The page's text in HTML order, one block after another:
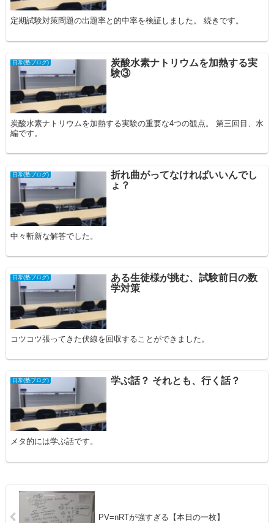
定期試験対策問題の出題率と的中率を検証しました。 続きです。
日常(塾ブログ)
炭酸水素ナトリウムを加熱する実
験③
炭酸水素ナトリウムを加熱する実験の重要な4つの観点。 第三回目、水
編です。
日常(塾ブログ)
折れ曲がってなければいいんでし
ょ？
中々斬新な解答でした。
日常(塾ブログ)
ある生徒様が挑む、試験前日の数
学対策
コツコツ張ってきた伏線を回収することができました。
日常(塾ブログ) 学ぶ話？ それとも、行く話？
メタ的には学ぶ話です。
PV=nRTが強すぎる【本日の一枚】